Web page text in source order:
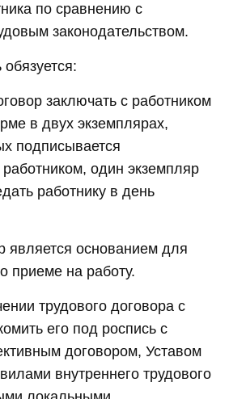
по сравнению с
законодательством.
заключать с работником
в двух экземплярах,
подписывается
один экземпляр
работнику в день
является основанием для
приеме на работу.
трудового договора с
его под роспись с
договором, Уставом
внутреннего трудового